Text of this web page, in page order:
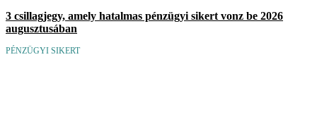
3 csillagjegy, amely hatalmas pénzügyi sikert vonz be 2026
augusztusában
PÉNZÜGYI SIKERT